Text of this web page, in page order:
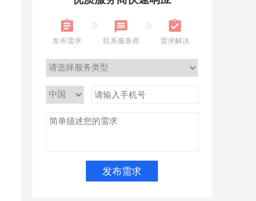
发布需求 联系服务商 需求解决